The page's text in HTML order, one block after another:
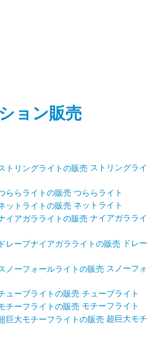
ストリングライ
つららライト
ネットライト
ナイアガラライ
ドレー
スノーフォ
チューブライト
モチーフライト
超巨大モチ